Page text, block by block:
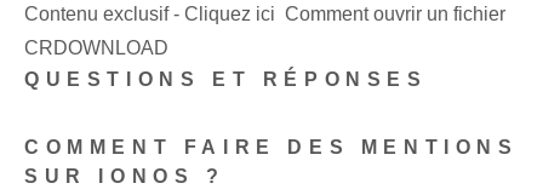
Contenu exclusif - Cliquez ici Comment ouvrir un fichier
CRDOWNLOAD
QUESTIONS ET RÉPONSES
COMMENT FAIRE DES MENTIONS
SUR IONOS ?